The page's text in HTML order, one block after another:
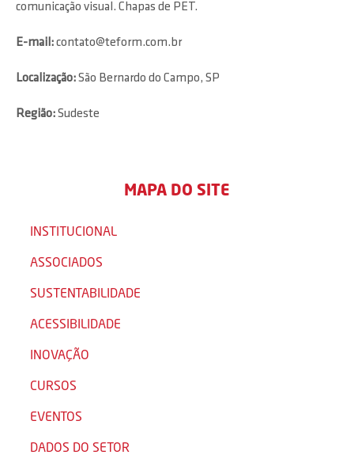
comunicação visual. Chapas de PET.
E-mail:contato@teform.com.br
Localização:São Bernardo do Campo, SP
Região:Sudeste
MAPA DO SITE
INSTITUCIONAL
ASSOCIADOS
SUSTENTABILIDADE
ACESSIBILIDADE
INOVAÇÃO
CURSOS
EVENTOS
DADOS DO SETOR